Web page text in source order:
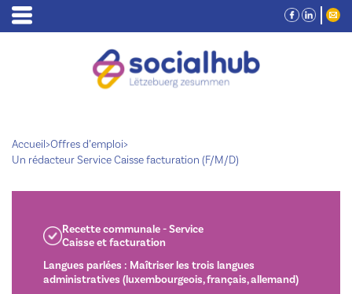
Accueil>Offres d’emploi>
Un rédacteur Service Caisse facturation (F/M/D)
Recette communale - Service
Caisse et facturation
Langues parlées : Maîtriser les trois langues
administratives (luxembourgeois, français, allemand)